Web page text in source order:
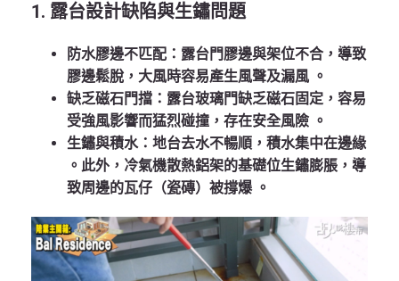
1. 露台設計缺陷與生鏽問題
防水膠邊不匹配 ：露台門膠邊與架位不合，導致
膠邊鬆脫，大風時容易產生風聲及漏風 。
缺乏磁石門擋 ：露台玻璃門缺乏磁石固定，容易
受強風影響而猛烈碰撞，存在安全風險 。
生鏽與積水：地台去水不暢順，積水集中在邊緣
。此外，冷氣機散熱鋁架的基礎位生鏽膨脹，導
致周邊的瓦仔（瓷磚）被撐爆 。